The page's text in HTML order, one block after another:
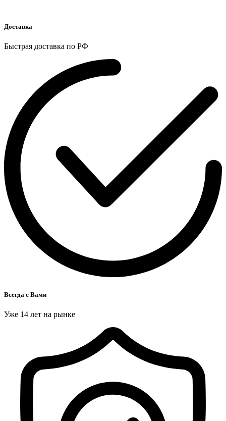
Доставка
Быстрая доставка по РФ
Всегда с Вами
Уже 14 лет на рынке